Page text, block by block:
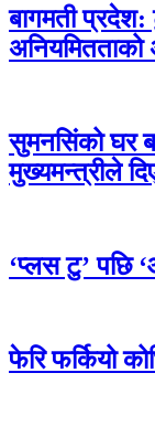
बागमती प्रदेश:
अनियमितताको
सुमनसिंको घर
मुख्यमन्त्रीले
‘प्लस टु’ पछि
फेरि फर्कियो